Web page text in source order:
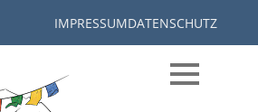
IMPRESSUMDATENSCHUTZ